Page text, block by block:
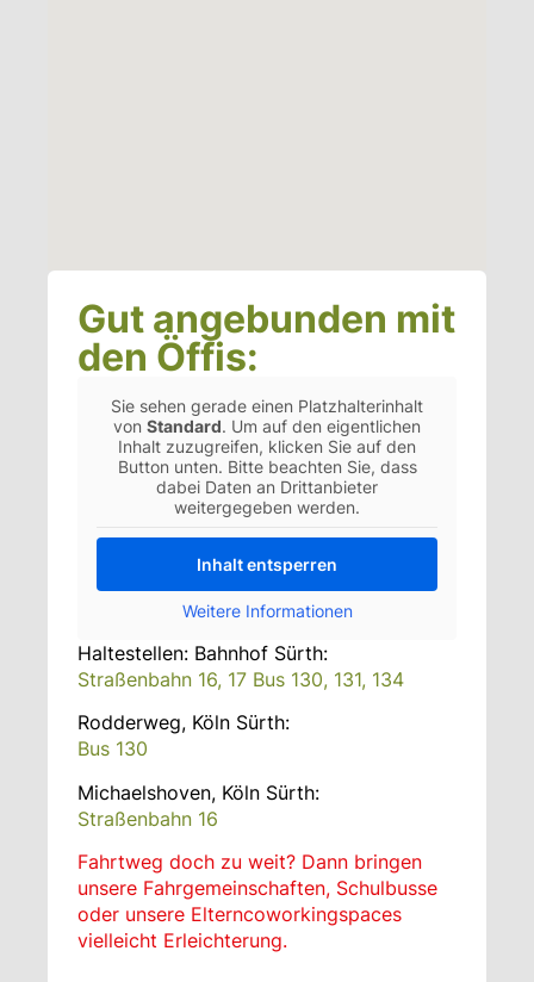
Gut angebunden mit
den Öffis:
Sie sehen gerade einen Platzhalterinhalt
von Standard. Um auf den eigentlichen
Inhalt zuzugreifen, klicken Sie auf den
Button unten. Bitte beachten Sie, dass
dabei Daten an Drittanbieter
weitergegeben werden.
Inhalt entsperren
Weitere Informationen
Haltestellen: Bahnhof Sürth:
Straßenbahn 16, 17 Bus 130, 131, 134
Rodderweg, Köln Sürth:
Bus 130
Michaelshoven, Köln Sürth:
Straßenbahn 16
Fahrtweg doch zu weit? Dann bringen
unsere Fahrgemeinschaften, Schulbusse
oder unsere Elterncoworkingspaces
vielleicht Erleichterung.